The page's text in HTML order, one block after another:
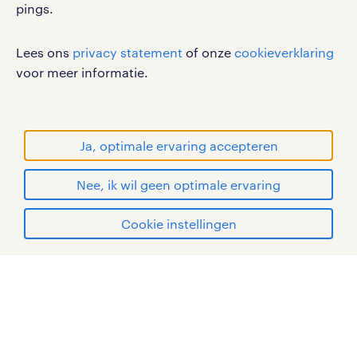
pings.
Lees ons privacy statement of onze cookieverklaring
voor meer informatie.
Ja, optimale ervaring accepteren
Nee, ik wil geen optimale ervaring
Cookie instellingen
cookies
handelsmerken van Randstad N.V.
© Randstad 2026